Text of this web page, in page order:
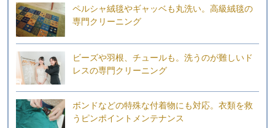
ペルシャ絨毯やギャッベも丸洗い。高級絨毯の
専門クリーニング
ビーズや羽根、チュールも。洗うのが難しいド
レスの専門クリーニング
ボンドなどの特殊な付着物にも対応。衣類を救
うピンポイントメンテナンス